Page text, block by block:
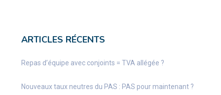
ARTICLES RÉCENTS
Repas d’équipe avec conjoints = TVA allégée ?
Nouveaux taux neutres du PAS : PAS pour maintenant ?